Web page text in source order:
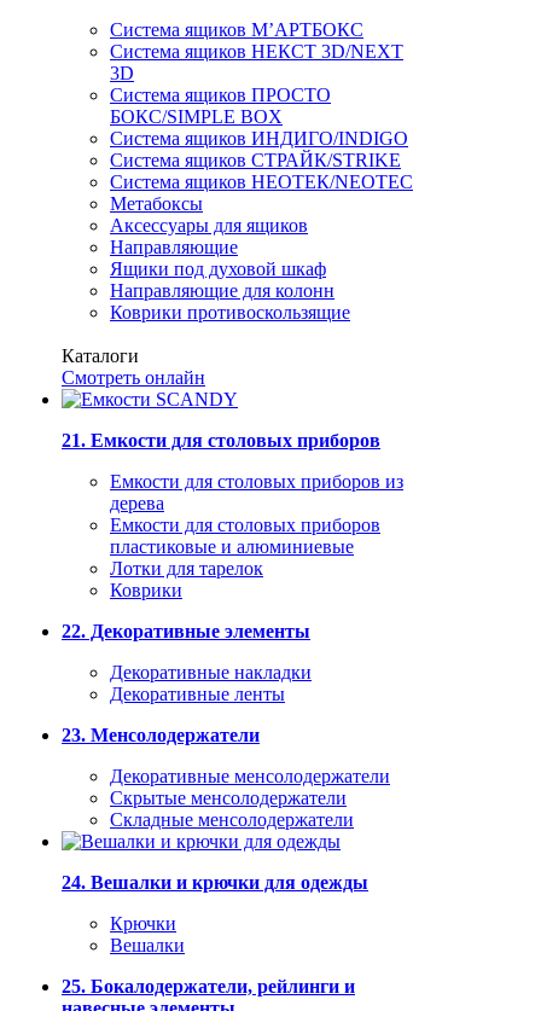
Система ящиков М’АРТБОКС
Система ящиков НЕКСТ 3D/NEXT
3D
Система ящиков ПРОСТО
БОКС/SIMPLE BOX
Система ящиков ИНДИГО/INDIGO
Система ящиков СТРАЙК/STRIKE
Система ящиков НЕОТЕК/NEOTEC
Метабоксы
Аксессуары для ящиков
Направляющие
Ящики под духовой шкаф
Направляющие для колонн
Коврики противоскользящие
Каталоги
Смотреть онлайн
21. Емкости для столовых приборов
Емкости для столовых приборов из
дерева
Емкости для столовых приборов
пластиковые и алюминиевые
Лотки для тарелок
Коврики
22. Декоративные элементы
Декоративные накладки
Декоративные ленты
23. Менсолодержатели
Декоративные менсолодержатели
Скрытые менсолодержатели
Складные менсолодержатели
24. Вешалки и крючки для одежды
Крючки
Вешалки
25. Бокалодержатели, рейлинги и